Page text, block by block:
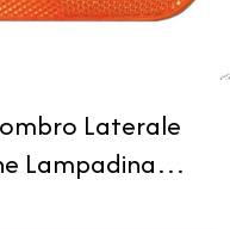
Laterale
Lampadina